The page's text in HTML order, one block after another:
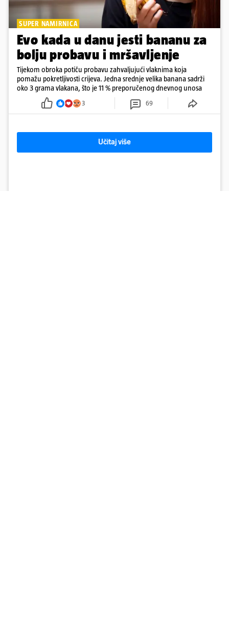
SUPER NAMIRNICA
Evo kada u danu jesti bananu za
bolju probavu i mršavljenje
Tijekom obroka potiču probavu zahvaljujući vlaknima koja
pomažu pokretljivosti crijeva. Jedna srednje velika banana sadrži
oko 3 grama vlakana, što je 11 % preporučenog dnevnog unosa
3 69
Učitaj više